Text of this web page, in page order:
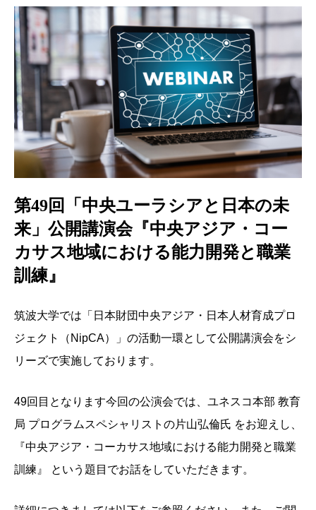
第49回「中央ユーラシアと日本の未
来」公開講演会『中央アジア・コー
カサス地域における能力開発と職業
訓練』
筑波大学では「日本財団中央アジア・日本人材育成プロ
ジェクト（NipCA）」の活動一環として公開講演会をシ
リーズで実施しております。
49回目となります今回の公演会では、ユネスコ本部 教育
局 プログラムスペシャリストの片山弘倫氏 をお迎えし、
『中央アジア・コーカサス地域における能力開発と職業
訓練』 という題目でお話をしていただきます。